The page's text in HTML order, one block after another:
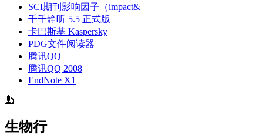
SCI期刊影响因子（impact&
千千静听 5.5 正式版
卡巴斯基 Kaspersky
PDG文件阅读器
腾讯QQ
腾讯QQ 2008
EndNote X1
生物行